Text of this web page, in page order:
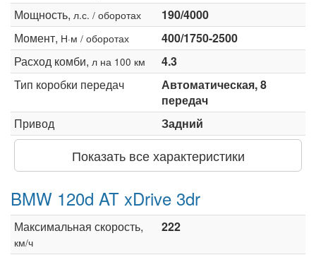
Мощность, л.с. / оборотах
190/4000
Момент, Н·м / оборотах
400/1750-2500
Расход комби, л на 100 км
4.3
Тип коробки передач
Автоматическая, 8
передач
Привод
Задний
Показать все характеристики
BMW 120d AT xDrive 3dr
Максимальная скорость,
км/ч
222